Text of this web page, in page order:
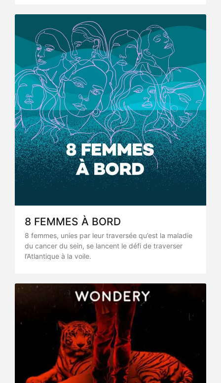
8 FEMMES À BORD
8 femmes, unies par leur traversée qu’est la maladie
du cancer du sein, se lancent le défi de traverser
l’Atlantique à la voile.